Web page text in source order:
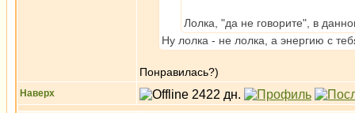
Лолка, "да не говорите", в
Ну лолка - не лолка, а энергию с
Понравилась?)
Наверх